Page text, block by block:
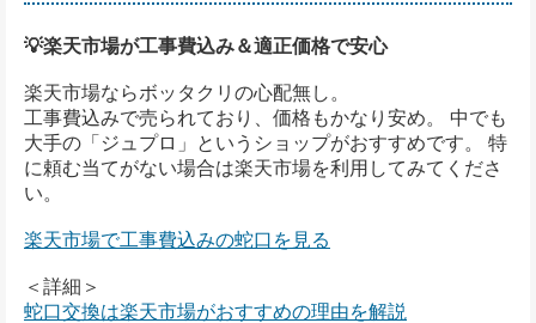
💡楽天市場が工事費込み＆適正価格で安心
楽天市場ならボッタクリの心配無し。
工事費込みで売られており、価格もかなり安め。 中でも
大手の「ジュプロ」というショップがおすすめです。 特
に頼む当てがない場合は楽天市場を利用してみてくださ
い。
楽天市場で工事費込みの蛇口を見る
＜詳細＞
蛇口交換は楽天市場がおすすめの理由を解説